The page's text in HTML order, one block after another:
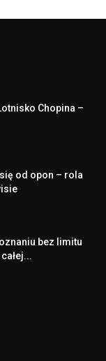
Chopina –
od opon – rola
bez limitu